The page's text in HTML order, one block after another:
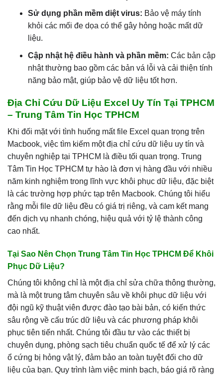
Sử dụng phần mềm diệt virus: Bảo vệ máy tính
khỏi các mối đe dọa có thể gây hỏng hoặc mất dữ
liệu.
Cập nhật hệ điều hành và phần mềm: Các bản cập
nhật thường bao gồm các bản vá lỗi và cải thiện tính
năng bảo mật, giúp bảo vệ dữ liệu tốt hơn.
Địa Chỉ Cứu Dữ Liệu Excel Uy Tín Tại TPHCM
– Trung Tâm Tin Học TPHCM
Khi đối mặt với tình huống mất file Excel quan trọng trên
Macbook, việc tìm kiếm một địa chỉ cứu dữ liệu uy tín và
chuyên nghiệp tại TPHCM là điều tối quan trọng. Trung
Tâm Tin Học TPHCM tự hào là đơn vị hàng đầu với nhiều
năm kinh nghiệm trong lĩnh vực khôi phục dữ liệu, đặc biệt
là các trường hợp phức tạp trên Macbook. Chúng tôi hiểu
rằng mỗi file dữ liệu đều có giá trị riêng, và cam kết mang
đến dịch vụ nhanh chóng, hiệu quả với tỷ lệ thành công
cao nhất.
Tại Sao Nên Chọn Trung Tâm Tin Học TPHCM Để Khôi
Phục Dữ Liệu?
Chúng tôi không chỉ là một địa chỉ sửa chữa thông thường,
mà là một trung tâm chuyên sâu về khôi phục dữ liệu với
đội ngũ kỹ thuật viên được đào tạo bài bản, có kiến thức
sâu rộng về cấu trúc dữ liệu và các phương pháp khôi
phục tiên tiến nhất. Chúng tôi đầu tư vào các thiết bị
chuyên dụng, phòng sạch tiêu chuẩn quốc tế để xử lý các
ổ cứng bị hỏng vật lý, đảm bảo an toàn tuyệt đối cho dữ
liệu của bạn. Quy trình làm việc minh bạch, báo giá rõ ràng